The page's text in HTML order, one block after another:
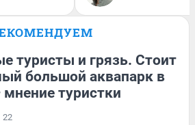
туристы и грязь. Стоит
большой аквапарк в
туристки
22